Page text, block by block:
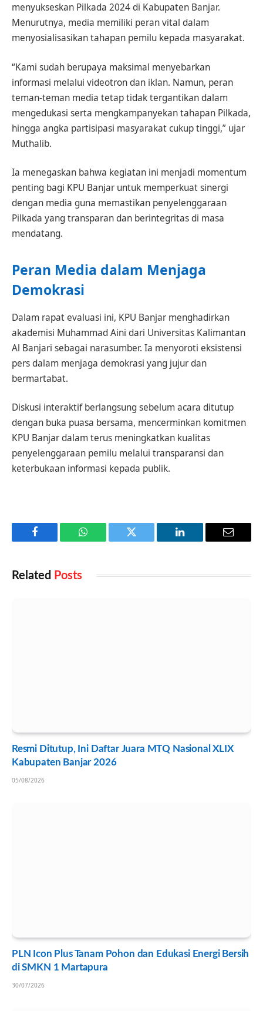
menyukseskan Pilkada 2024 di Kabupaten Banjar.
Menurutnya, media memiliki peran vital dalam
menyosialisasikan tahapan pemilu kepada masyarakat.
“Kami sudah berupaya maksimal menyebarkan
informasi melalui videotron dan iklan. Namun, peran
teman-teman media tetap tidak tergantikan dalam
mengedukasi serta mengkampanyekan tahapan Pilkada,
hingga angka partisipasi masyarakat cukup tinggi,” ujar
Muthalib.
Ia menegaskan bahwa kegiatan ini menjadi momentum
penting bagi KPU Banjar untuk memperkuat sinergi
dengan media guna memastikan penyelenggaraan
Pilkada yang transparan dan berintegritas di masa
mendatang.
Peran Media dalam Menjaga
Demokrasi
Dalam rapat evaluasi ini, KPU Banjar menghadirkan
akademisi Muhammad Aini dari Universitas Kalimantan
Al Banjari sebagai narasumber. Ia menyoroti eksistensi
pers dalam menjaga demokrasi yang jujur dan
bermartabat.
Diskusi interaktif berlangsung sebelum acara ditutup
dengan buka puasa bersama, mencerminkan komitmen
KPU Banjar dalam terus meningkatkan kualitas
penyelenggaraan pemilu melalui transparansi dan
keterbukaan informasi kepada publik.
Facebook WhatsApp Twitter LinkedIn Email
Related Posts
Resmi Ditutup, Ini Daftar Juara MTQ Nasional XLIX
Kabupaten Banjar 2026
05/08/2026
PLN Icon Plus Tanam Pohon dan Edukasi Energi Bersih
di SMKN 1 Martapura
30/07/2026